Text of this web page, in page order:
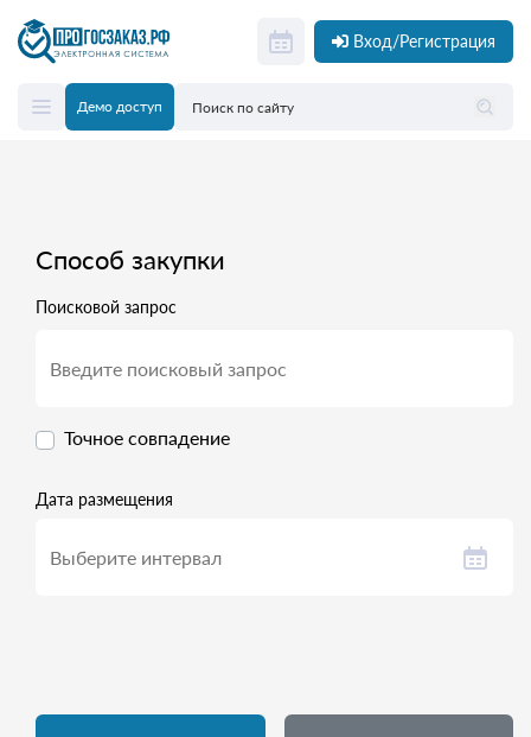
Вход/Регистрация
Демо доступ
Способ закупки
Поисковой запрос
Точное совпадение
Дата размещения